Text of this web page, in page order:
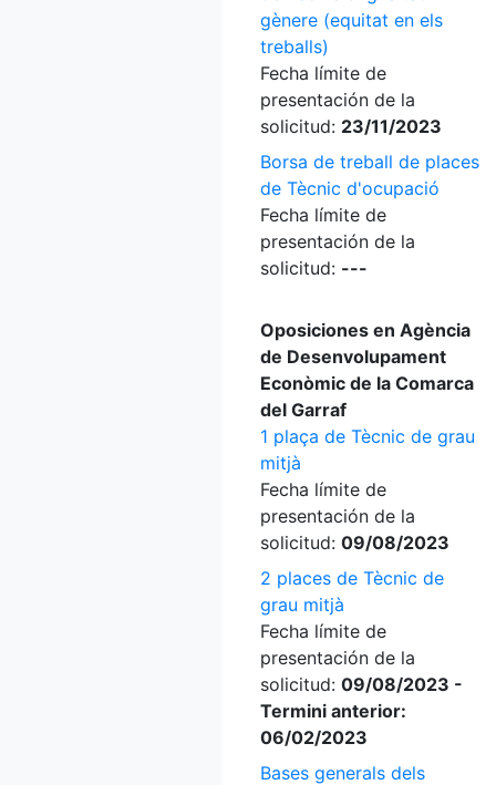
gènere (equitat en els
treballs)
Fecha límite de
presentación de la
solicitud: 23/11/2023
Borsa de treball de places
de Tècnic d'ocupació
Fecha límite de
presentación de la
solicitud: ---
Oposiciones en Agència
de Desenvolupament
Econòmic de la Comarca
del Garraf
1 plaça de Tècnic de grau
mitjà
Fecha límite de
presentación de la
solicitud: 09/08/2023
2 places de Tècnic de
grau mitjà
Fecha límite de
presentación de la
solicitud: 09/08/2023 -
Termini anterior:
06/02/2023
Bases generals dels